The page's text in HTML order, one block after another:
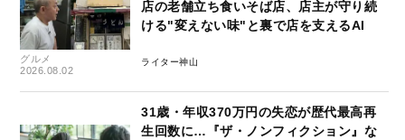
グルメ
2026.08.02
店の老舗立ち食いそば店、店主が守り続
ける"変えない味"と裏で店を支えるAI
ライター神山
31歳・年収370万円の失恋が歴代最高再
生回数に…『ザ・ノンフィクション』な